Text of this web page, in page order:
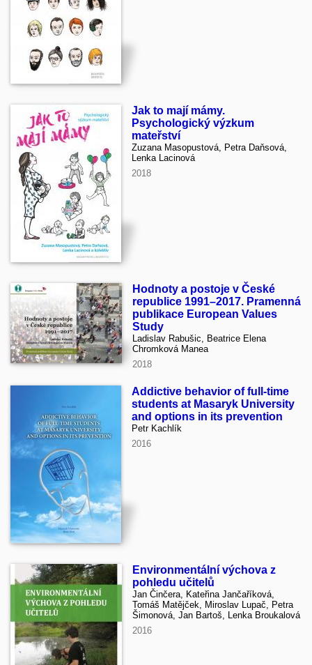
Jak to mají mámy.
Psychologický výzkum
mateřství
Zuzana Masopustová, Petra Daňsová,
Lenka Lacinová
2018
Hodnoty a postoje v České
republice 1991–2017. Pramenná
publikace European Values
Study
Ladislav Rabušic, Beatrice Elena
Chromková Manea
2018
Addictive behavior of full-time
students at Masaryk University
and options in its prevention
Petr Kachlík
2016
Environmentální výchova z
pohledu učitelů
Jan Činčera, Kateřina Jančaříková,
Tomáš Matějček, Miroslav Lupač, Petra
Šimonová, Jan Bartoš, Lenka Broukalová
2016